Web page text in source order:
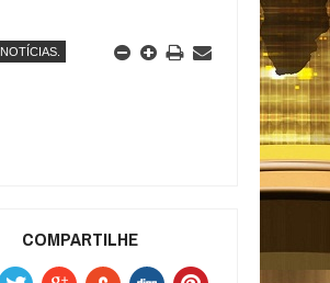
NOTÍCIAS.
COMPARTILHE